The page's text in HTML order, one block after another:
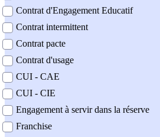
Contrat d'Engagement Educatif
Contrat intermittent
Contrat pacte
Contrat d'usage
CUI - CAE
CUI - CIE
Engagement à servir dans la réserve
Franchise